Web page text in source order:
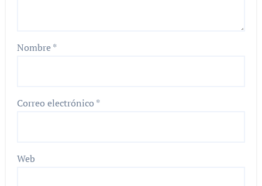
Nombre*
Correo electrónico *
Web